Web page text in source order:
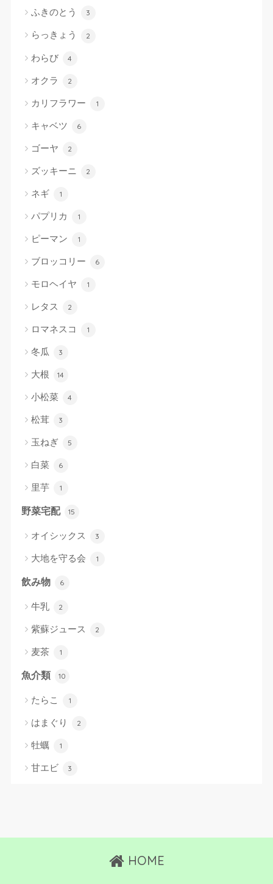
ふきのとう 3
らっきょう 2
わらび 4
オクラ 2
カリフラワー 1
キャベツ 6
ゴーヤ 2
ズッキーニ 2
ネギ 1
パプリカ 1
ピーマン 1
ブロッコリー 6
モロヘイヤ 1
レタス 2
ロマネスコ 1
冬瓜 3
大根 14
小松菜 4
松茸 3
玉ねぎ 5
白菜 6
里芋 1
野菜宅配 15
オイシックス 3
大地を守る会 1
飲み物 6
牛乳 2
紫蘇ジュース 2
麦茶 1
魚介類 10
たらこ 1
はまぐり 2
牡蠣 1
甘エビ 3
HOME